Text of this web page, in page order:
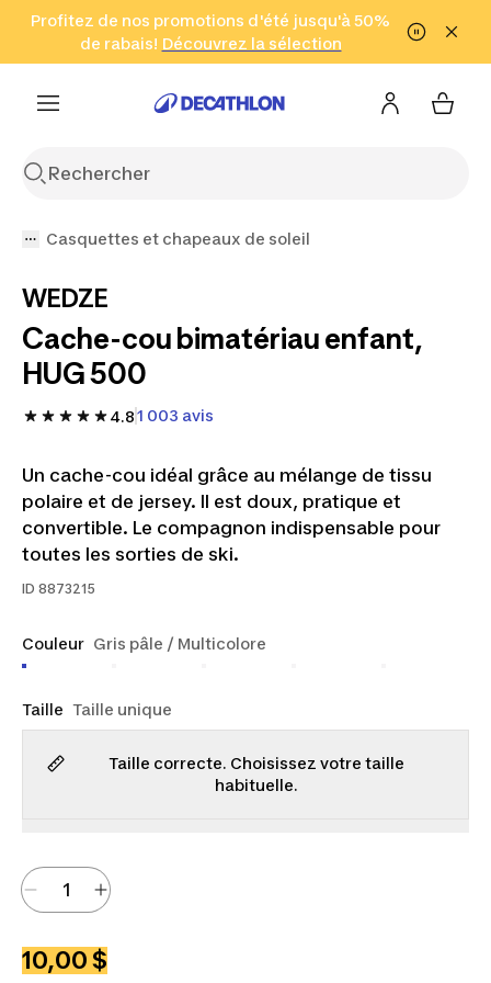
Aller à la recherche Aller au contenu Aller au pied de
Profitez de nos promotions d'été jusqu'à 50%
de rabais! Découvrez la sélection
Cliquez ici
en seulement 2 h!
(Zones sélectionnées)
Casquettes et chapeaux de soleil
WEDZE
Cache-cou bimatériau enfant,
HUG 500
4.81 003 avis
Un cache-cou idéal grâce au mélange de tissu
polaire et de jersey. Il est doux, pratique et
convertible. Le compagnon indispensable pour
toutes les sorties de ski.
ID 8873215
Couleur Gris pâle / Multicolore
Taille Taille unique
Taille correcte. Choisissez votre taille
habituelle.
10,00 $